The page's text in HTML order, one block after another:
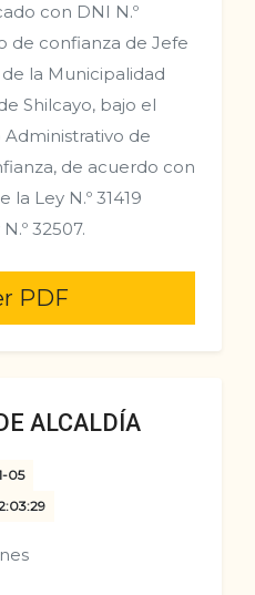
con DNI N.º
de confianza de Jefe
la Municipalidad
Shilcayo, bajo el
de
de acuerdo con
Ley N.º 31419
32507.
PDF
ALCALDÍA
05